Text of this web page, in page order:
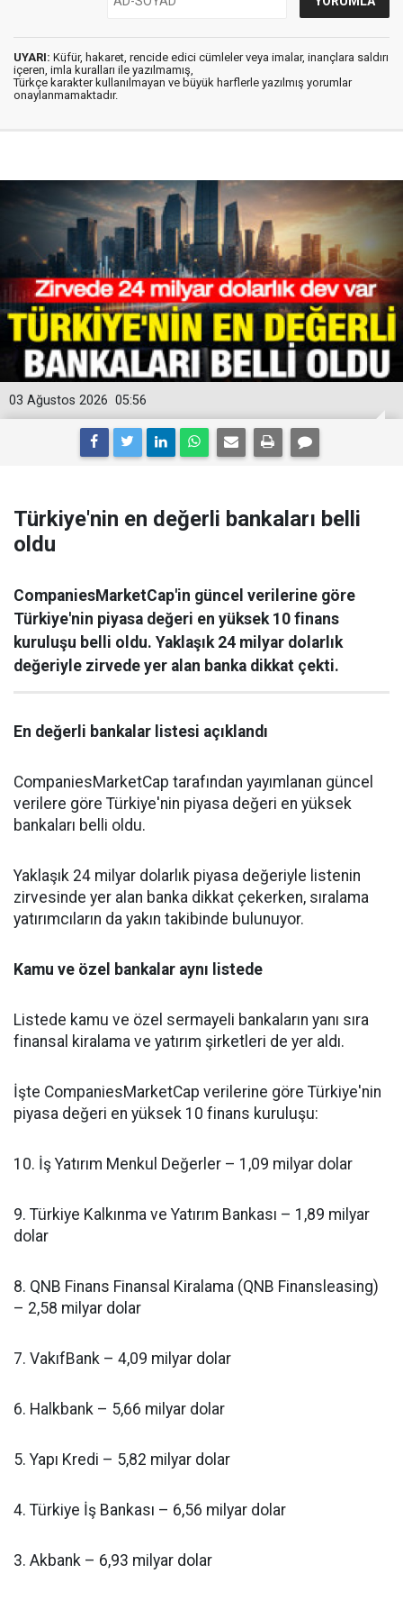
UYARI: Küfür, hakaret, rencide edici cümleler veya imalar, inançlara saldırı
içeren, imla kuralları ile yazılmamış,
Türkçe karakter kullanılmayan ve büyük harflerle yazılmış yorumlar
onaylanmamaktadır.
05:56
03 Ağustos 2026
Türkiye'nin en değerli bankaları belli
oldu
CompaniesMarketCap'in güncel verilerine göre
Türkiye'nin piyasa değeri en yüksek 10 finans
kuruluşu belli oldu. Yaklaşık 24 milyar dolarlık
değeriyle zirvede yer alan banka dikkat çekti.
En değerli bankalar listesi açıklandı
CompaniesMarketCap tarafından yayımlanan güncel
verilere göre Türkiye'nin piyasa değeri en yüksek
bankaları belli oldu.
Yaklaşık 24 milyar dolarlık piyasa değeriyle listenin
zirvesinde yer alan banka dikkat çekerken, sıralama
yatırımcıların da yakın takibinde bulunuyor.
Kamu ve özel bankalar aynı listede
Listede kamu ve özel sermayeli bankaların yanı sıra
finansal kiralama ve yatırım şirketleri de yer aldı.
İşte CompaniesMarketCap verilerine göre Türkiye'nin
piyasa değeri en yüksek 10 finans kuruluşu:
10. İş Yatırım Menkul Değerler – 1,09 milyar dolar
9. Türkiye Kalkınma ve Yatırım Bankası – 1,89 milyar
dolar
8. QNB Finans Finansal Kiralama (QNB Finansleasing)
– 2,58 milyar dolar
7. VakıfBank – 4,09 milyar dolar
6. Halkbank – 5,66 milyar dolar
5. Yapı Kredi – 5,82 milyar dolar
4. Türkiye İş Bankası – 6,56 milyar dolar
3. Akbank – 6,93 milyar dolar